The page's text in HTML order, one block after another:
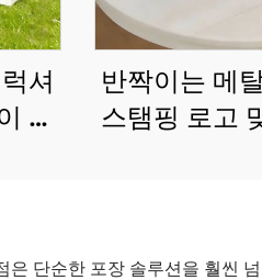
셔
쇼
반짝이는 메
스탬핑 로고
은 단순한 포장 솔루션을 훨씬